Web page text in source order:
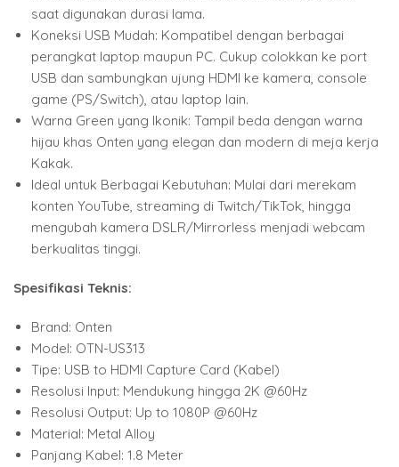
saat digunakan durasi lama.
Koneksi USB Mudah: Kompatibel dengan berbagai
perangkat laptop maupun PC. Cukup colokkan ke port
USB dan sambungkan ujung HDMI ke kamera, console
game (PS/Switch), atau laptop lain.
Warna Green yang Ikonik: Tampil beda dengan warna
hijau khas Onten yang elegan dan modern di meja kerja
Kakak.
Ideal untuk Berbagai Kebutuhan: Mulai dari merekam
konten YouTube, streaming di Twitch/TikTok, hingga
mengubah kamera DSLR/Mirrorless menjadi webcam
berkualitas tinggi.
Spesifikasi Teknis:
Brand: Onten
Model: OTN-US313
Tipe: USB to HDMI Capture Card (Kabel)
Resolusi Input: Mendukung hingga 2K @60Hz
Resolusi Output: Up to 1080P @60Hz
Material: Metal Alloy
Panjang Kabel: 1.8 Meter